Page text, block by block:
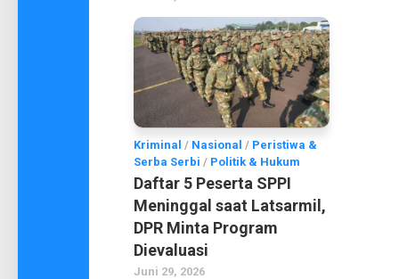
Kriminal / Nasional / Peristiwa &
Serba Serbi / Politik & Hukum
Daftar 5 Peserta SPPI
Meninggal saat Latsarmil,
DPR Minta Program
Dievaluasi
Juni 29, 2026